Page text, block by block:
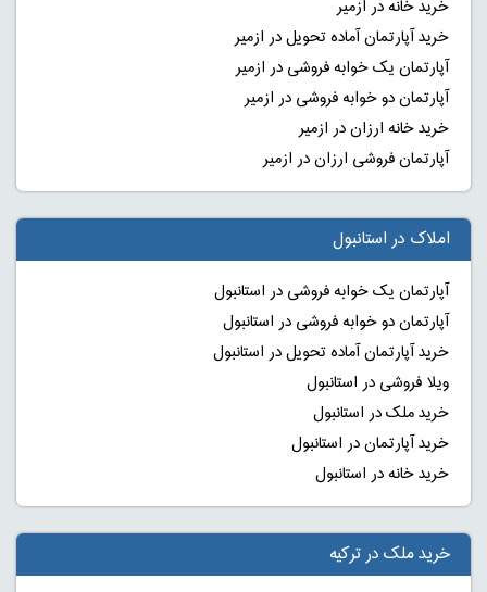
خرید خانه در ازمیر
خرید آپارتمان آماده تحویل در ازمیر
آپارتمان یک خوابه فروشی در ازمیر
آپارتمان دو خوابه فروشی در ازمیر
خرید خانه ارزان در ازمیر
آپارتمان فروشی ارزان در ازمیر
املاک در استانبول
آپارتمان یک خوابه فروشی در استانبول
آپارتمان دو خوابه فروشی در استانبول
خرید آپارتمان آماده تحویل در استانبول
ویلا فروشی در استانبول
خرید ملک در استانبول
خرید آپارتمان در استانبول
خرید خانه در استانبول
خرید ملک در ترکیه